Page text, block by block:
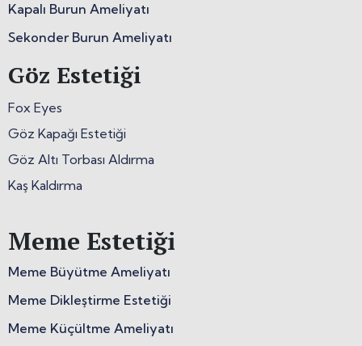
Kapalı Burun Ameliyatı
Sekonder Burun Ameliyatı
Göz Estetiği
Fox Eyes
Göz Kapağı Estetiği
Göz Altı Torbası Aldırma
Kaş Kaldırma
Meme Estetiği
Meme Büyütme Ameliyatı
Meme Dikleştirme Estetiği
Meme Küçültme Ameliyatı